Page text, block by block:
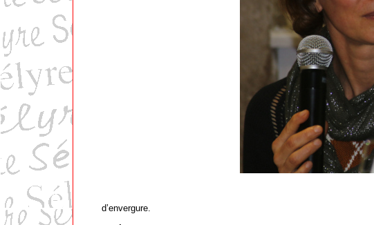
d’envergure.